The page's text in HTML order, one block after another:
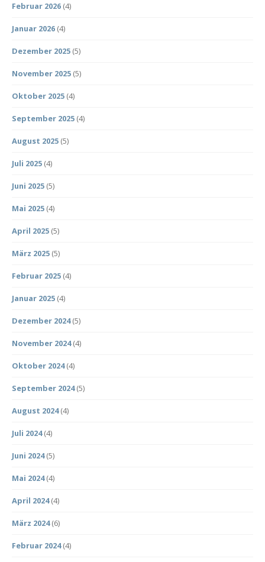
Februar 2026 (4)
Januar 2026 (4)
Dezember 2025 (5)
November 2025 (5)
Oktober 2025 (4)
September 2025 (4)
August 2025 (5)
Juli 2025 (4)
Juni 2025 (5)
Mai 2025 (4)
April 2025 (5)
März 2025 (5)
Februar 2025 (4)
Januar 2025 (4)
Dezember 2024(5)
November 2024(4)
Oktober 2024(4)
September 2024(5)
August 2024(4)
Juli 2024(4)
Juni 2024(5)
Mai 2024(4)
April 2024(4)
März 2024(6)
Februar 2024(4)